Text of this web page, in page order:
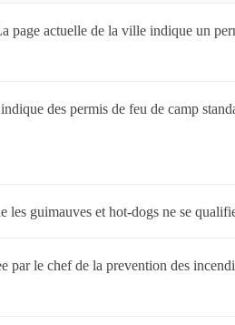
page actuelle de la ville indique un
des permis de feu de camp
guimauves et hot-dogs ne se
par le chef de la prevention des